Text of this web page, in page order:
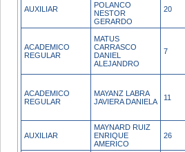
AUXILIAR
POLANCO
NESTOR
GERARDO
20
ACADEMICO
REGULAR
MATUS
CARRASCO
DANIEL
ALEJANDRO
7
ACADEMICO
REGULAR
MAYANZ LABRA
JAVIERA DANIELA
11
AUXILIAR
MAYNARD RUIZ
ENRIQUE
AMERICO
26